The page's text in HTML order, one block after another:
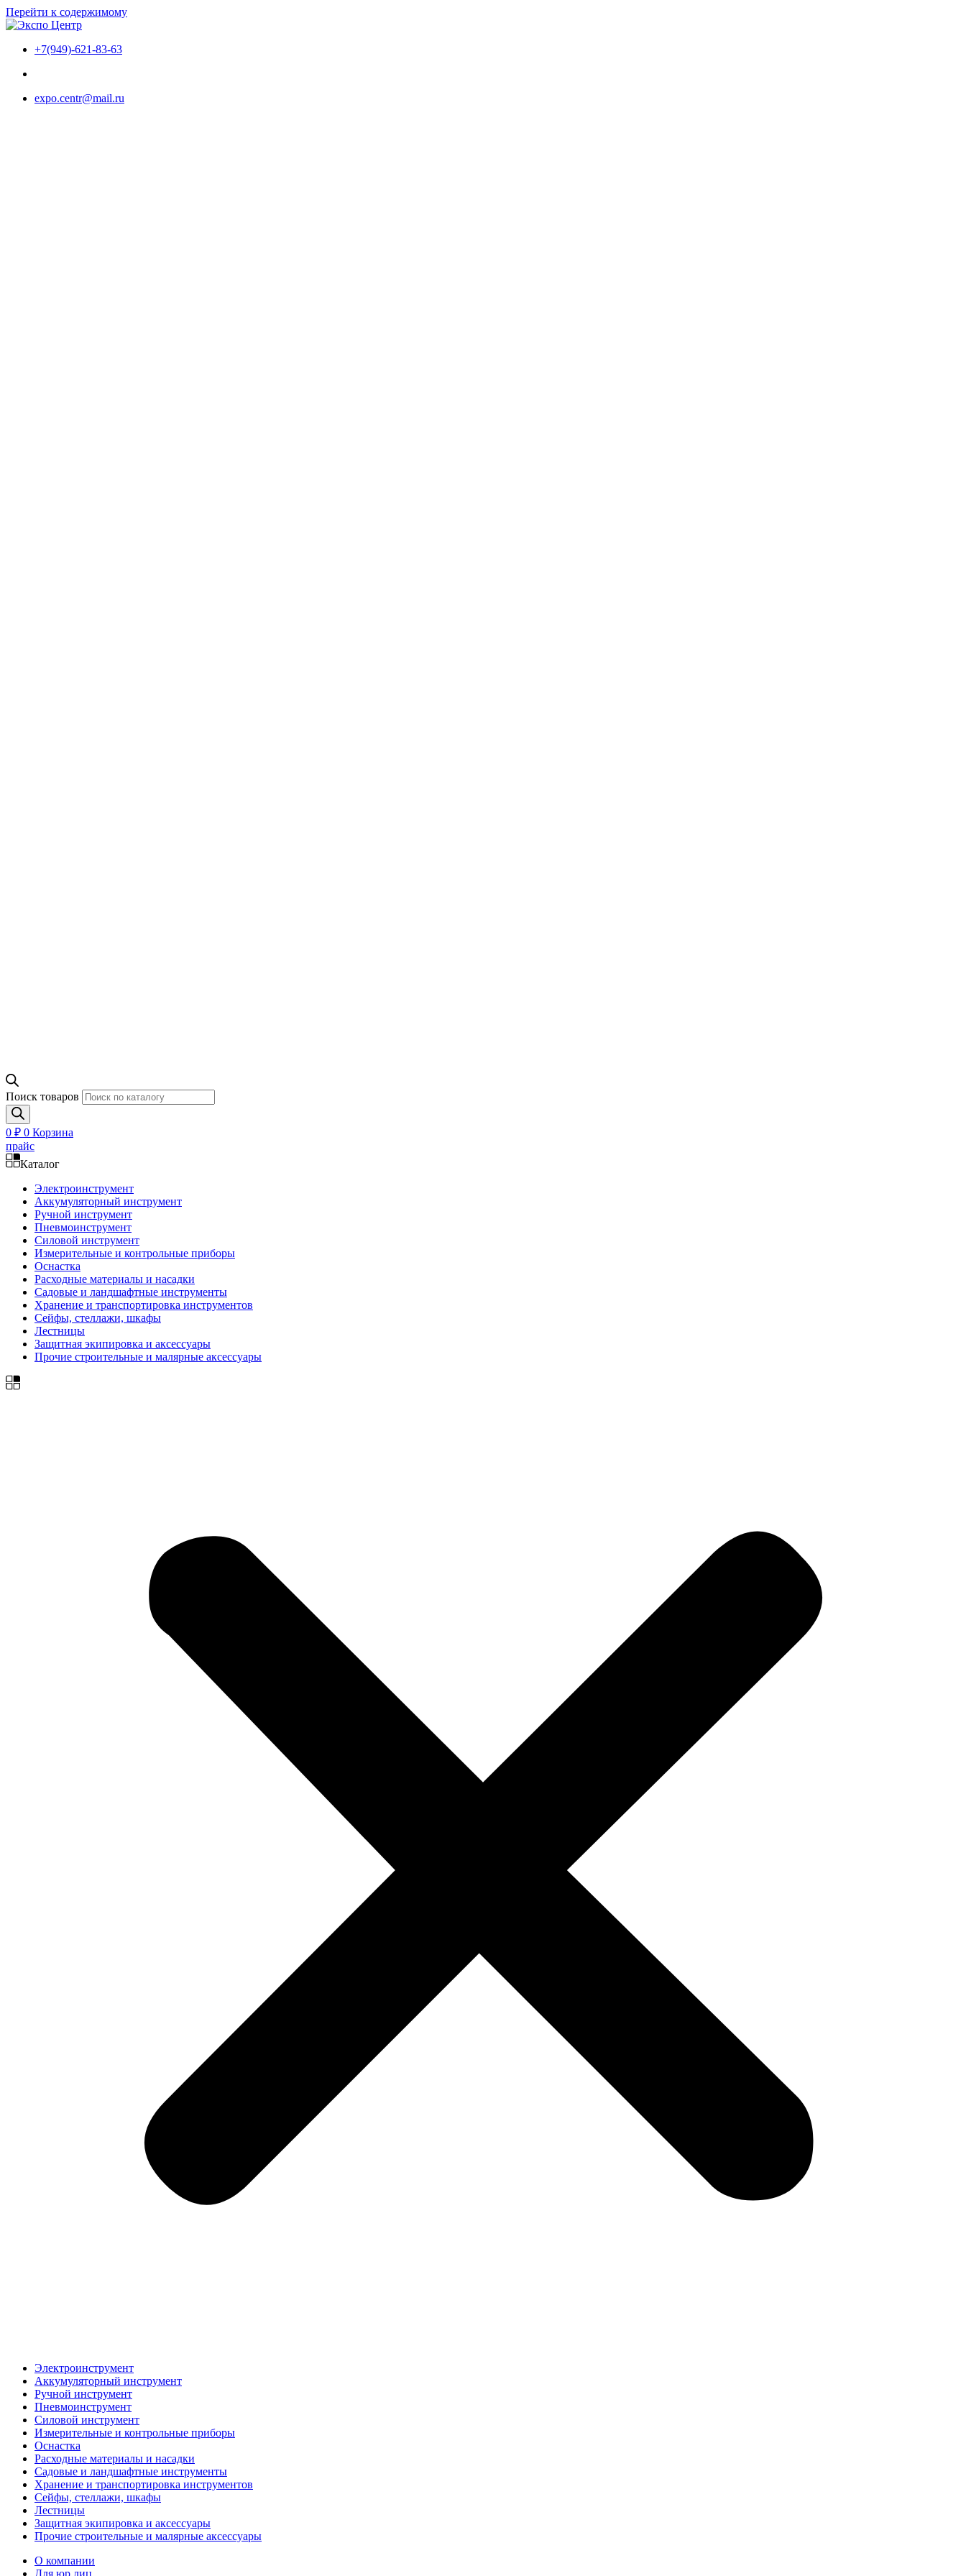
Перейти к содержимому
+7(949)-621-83-63
expo.centr@mail.ru
Поиск товаров
0 ₽ 0 Корзина
прайс
Каталог
Электроинструмент
Аккумуляторный инструмент
Ручной инструмент
Пневмоинструмент
Силовой инструмент
Измерительные и контрольные приборы
Оснастка
Расходные материалы и насадки
Садовые и ландшафтные инструменты
Хранение и транспортировка инструментов
Сейфы, стеллажи, шкафы
Лестницы
Защитная экипировка и аксессуары
Прочие строительные и малярные аксессуары
Электроинструмент
Аккумуляторный инструмент
Ручной инструмент
Пневмоинструмент
Силовой инструмент
Измерительные и контрольные приборы
Оснастка
Расходные материалы и насадки
Садовые и ландшафтные инструменты
Хранение и транспортировка инструментов
Сейфы, стеллажи, шкафы
Лестницы
Защитная экипировка и аксессуары
Прочие строительные и малярные аксессуары
О компании
Для юр.лиц